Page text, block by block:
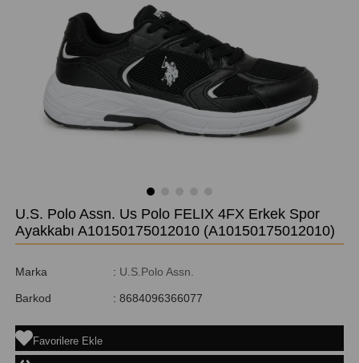
U.S. Polo Assn. Us Polo FELIX 4FX Erkek Spor
Ayakkabı A10150175012010 (A10150175012010)
Marka : U.S.Polo Assn.
Barkod : 8684096366077
Favorilere Ekle